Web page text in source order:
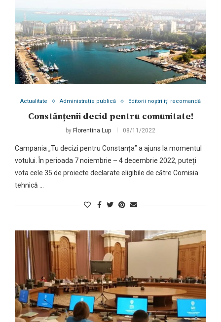
Actualitate Administrație publică Editorii noștri îți recomandă
Constănțenii decid pentru comunitate!
by Florentina Lup 08/11/2022
Campania „Tu decizi pentru Constanța” a ajuns la momentul
votului. În perioada 7 noiembrie – 4 decembrie 2022, puteți
vota cele 35 de proiecte declarate eligibile de către Comisia
tehnică …